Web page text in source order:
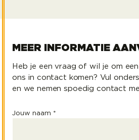
MEER INFORMATIE
Heb je een vraag of wil je om
ons in contact komen? Vul
en we nemen spoedig contact
Jouw naam *